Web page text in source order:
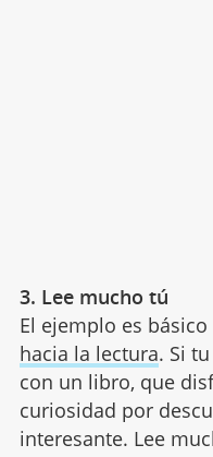
3. Lee mucho tú
El ejemplo es básico
hacia la lectura. Si
con un libro, que
curiosidad por
interesante. Lee